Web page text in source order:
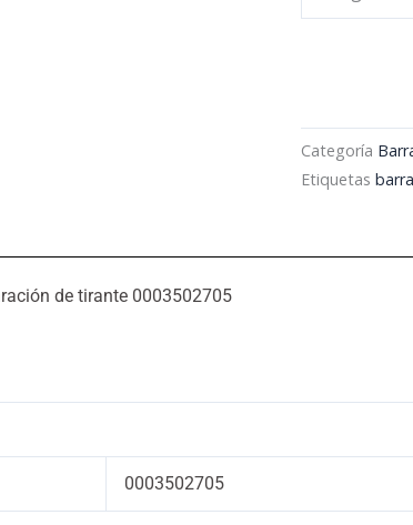
Categoría
Etiquetas
de tirante 0003502705
0003502705